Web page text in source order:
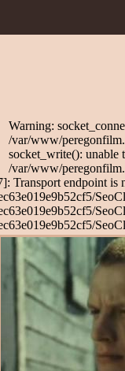
Warning:
/var/www/
socket_write(): unable
/var/www/
Transport endpoint is